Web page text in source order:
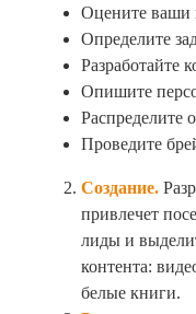
Оцените ваши
Определите
Разработайте
Опишите
Распределите
Проведите
Создание.
привлечет
лиды и
контента:
белые книги.